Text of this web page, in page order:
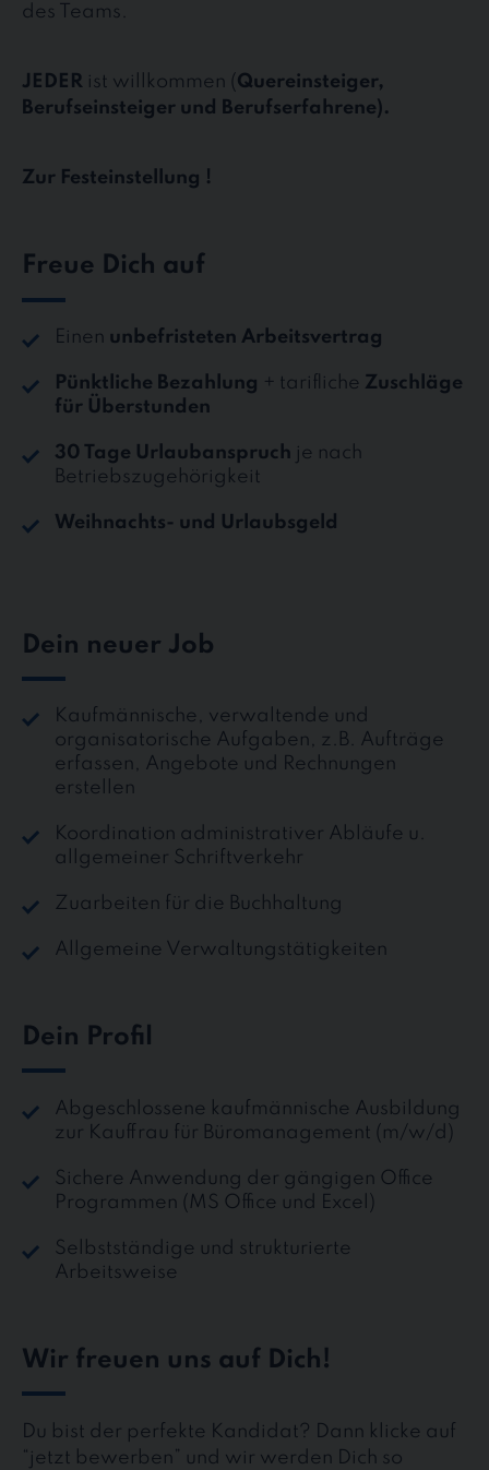
des Teams.
JEDER ist willkommen (Quereinsteiger,
Berufseinsteiger und Berufserfahrene).
Zur Festeinstellung !
Freue Dich auf
Einen unbefristeten Arbeitsvertrag
Pünktliche Bezahlung + tarifliche Zuschläge
für Überstunden
30 Tage Urlaubanspruch je nach
Betriebszugehörigkeit
Weihnachts- und Urlaubsgeld
Dein neuer Job
Kaufmännische, verwaltende und
organisatorische Aufgaben, z.B. Aufträge
erfassen, Angebote und Rechnungen
erstellen
Koordination administrativer Abläufe u.
allgemeiner Schriftverkehr
Zuarbeiten für die Buchhaltung
Allgemeine Verwaltungstätigkeiten
Dein Profil
Abgeschlossene kaufmännische Ausbildung
zur Kauffrau für Büromanagement (m/w/d)
Sichere Anwendung der gängigen Office
Programmen (MS Office und Excel)
Selbstständige und strukturierte
Arbeitsweise
Wir freuen uns auf Dich!
Du bist der perfekte Kandidat? Dann klicke auf
“jetzt bewerben” und wir werden Dich so